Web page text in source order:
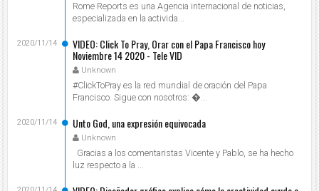
Rome Reports es una Agencia internacional de noticias,
especializada en la activida...
VIDEO: Click To Pray, Orar con el Papa Francisco hoy
Noviembre 14 2020 - Tele VID
Unknown
2020/11/14
#ClickToPray es la red mundial de oración del Papa
Francisco. Sigue con nosotros: ...
Unto God, una expresión equivocada
Unknown
2020/11/14
Gracias a los comentaristas Vicente y Pablo, se ha hecho
luz respecto a la ...